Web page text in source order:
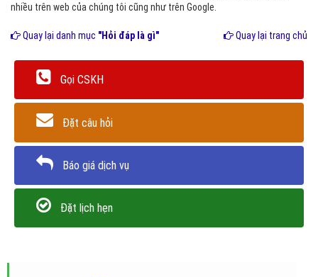
nhiều trên web của chúng tôi cũng như trên Google.
Quay lại danh mục "Hỏi đáp là gì" Quay lại trang chủ
Gọi CSKH
Đặt câu hỏi
Báo giá dịch vụ
Đặt lịch hẹn